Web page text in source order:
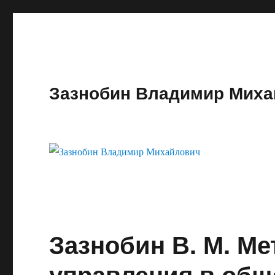
Зазнобин Владимир
Зазнобин В. М.